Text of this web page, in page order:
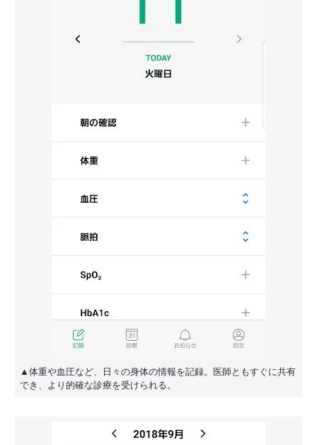
▲体重や血圧など、日々の身体の情報を記録。医師ともすぐに共有
でき、より的確な診療を受けられる。